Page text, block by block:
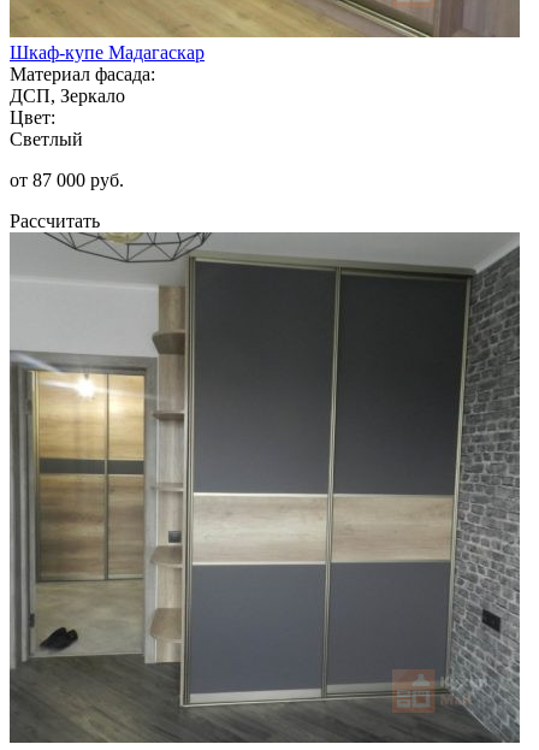
Шкаф-купе Мадагаскар
Материал фасада:
ДСП, Зеркало
Цвет:
Светлый
от 87 000 руб.
Рассчитать